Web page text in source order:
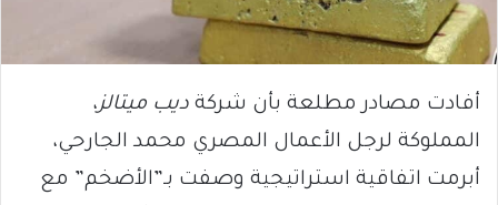
أفادت مصادر مطلعة بأن شركة ديب ميتالز،
المملوكة لرجل الأعمال المصري محمد الجارحي،
أبرمت اتفاقية استراتيجية وصفت بـ”الأضخم” مع